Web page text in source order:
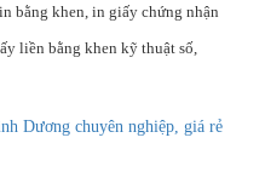
bằng khen, in giấy chứng nhận
liền bằng khen kỹ thuật số,